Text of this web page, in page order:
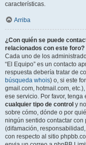
características.
Arriba
¿Con quién se puede
relacionados con este foro?
Cada uno de los
“El Equipo” es un contacto
respuesta debería tratar de
búsqueda whois) o, si este
gmail.com, hotmail.com,
ese servicio. Por favor,
cualquier tipo de control y
sobre cómo, dónde o por
ningún sentido contactar
(difamación,
con respecto al sitio